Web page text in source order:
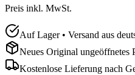
Preis inkl. MwSt.
Auf Lager • Versand aus
Neues Original ungeöffnetes
Kostenlose Lieferung nach